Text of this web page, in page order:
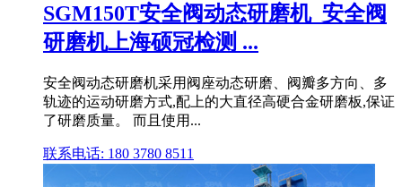
SGM150T安全阀动态研磨机_安全阀
研磨机上海硕冠检测 ...
安全阀动态研磨机采用阀座动态研磨、阀瓣多方向、多
轨迹的运动研磨方式,配上的大直径高硬合金研磨板,保证
了研磨质量。 而且使用...
联系电话: 180 3780 8511